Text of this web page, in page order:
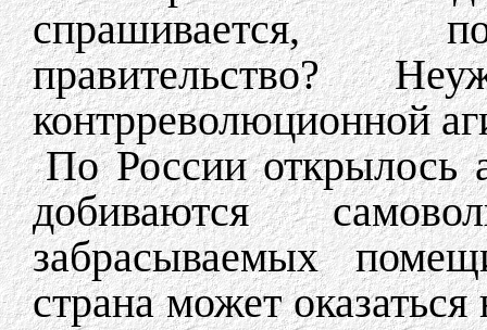
спрашивается,
правительство?
контрреволюционной
По России открылось
добиваются
забрасываемых
страна может